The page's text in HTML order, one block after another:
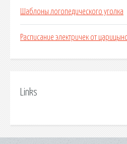
Шаблоны логопедического уголка
Расписание электричек от
Links